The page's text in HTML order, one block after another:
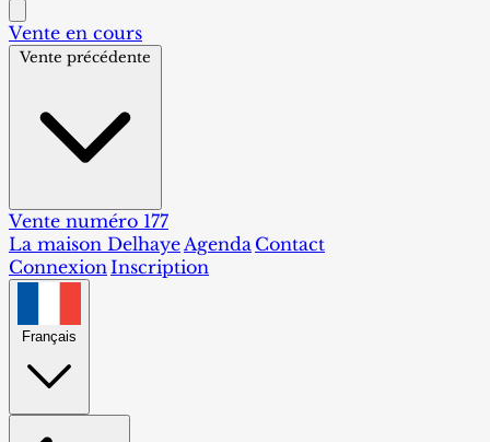
Vente en cours
Vente précédente
Vente numéro 177
La maison DelhayeAgenda Contact
ConnexionInscription
Français